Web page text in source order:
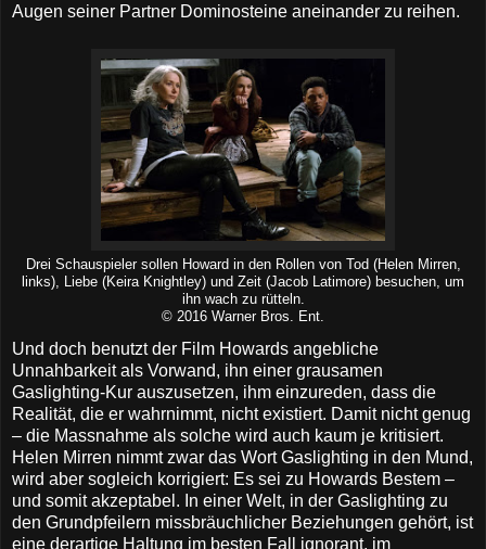
Augen seiner Partner Dominosteine aneinander zu reihen.
Drei Schauspieler sollen Howard in den Rollen von Tod (Helen Mirren,
links), Liebe (Keira Knightley) und Zeit (Jacob Latimore) besuchen, um
ihn wach zu rütteln.
© 2016 Warner Bros. Ent.
Und doch benutzt der Film Howards angebliche
Unnahbarkeit als Vorwand, ihn einer grausamen
Gaslighting-Kur auszusetzen, ihm einzureden, dass die
Realität, die er wahrnimmt, nicht existiert. Damit nicht genug
– die Massnahme als solche wird auch kaum je kritisiert.
Helen Mirren nimmt zwar das Wort Gaslighting in den Mund,
wird aber sogleich korrigiert: Es sei zu Howards Bestem –
und somit akzeptabel. In einer Welt, in der Gaslighting zu
den Grundpfeilern missbräuchlicher Beziehungen gehört, ist
eine derartige Haltung im besten Fall ignorant, im